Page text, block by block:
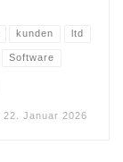
kunden ltd
Software
22. Januar 2026